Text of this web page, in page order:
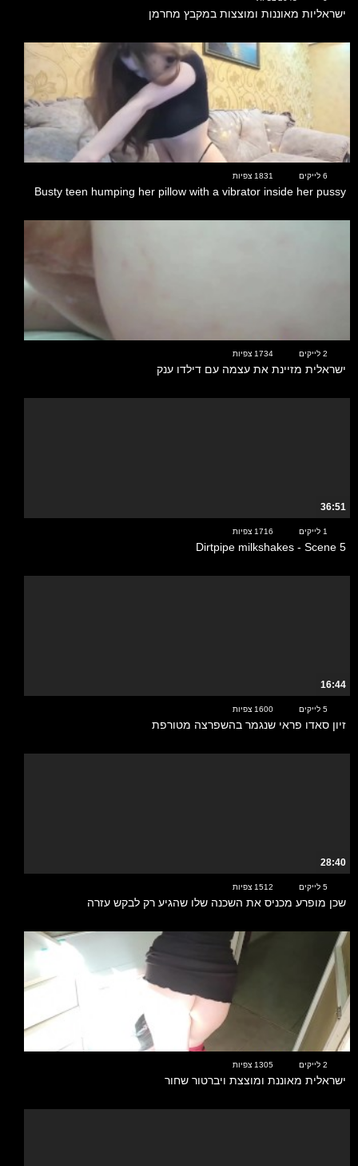
ישראליות מאוננות ומוצצות במקבץ מחרמן
03:24
6 לייקים 1831 צפיות
Busty teen humping her pillow with a vibrator inside her pussy
2 לייקים 1734 צפיות
ישראלית מזיינת את עצמה עם דילדו ענק
36:51
1 לייקים 1716 צפיות
Dirtpipe milkshakes - Scene 5
16:44
5 לייקים 1600 צפיות
זיון סאדו פראי שנגמר בהשפרצה מטורפת
28:40
5 לייקים 1512 צפיות
שכן מופרע מכניס את השכנה שלו שהגיע רק לבקש עזרה
00:36
2 לייקים 1305 צפיות
ישראלית מאוננת ומוצצת ויברטור שחור